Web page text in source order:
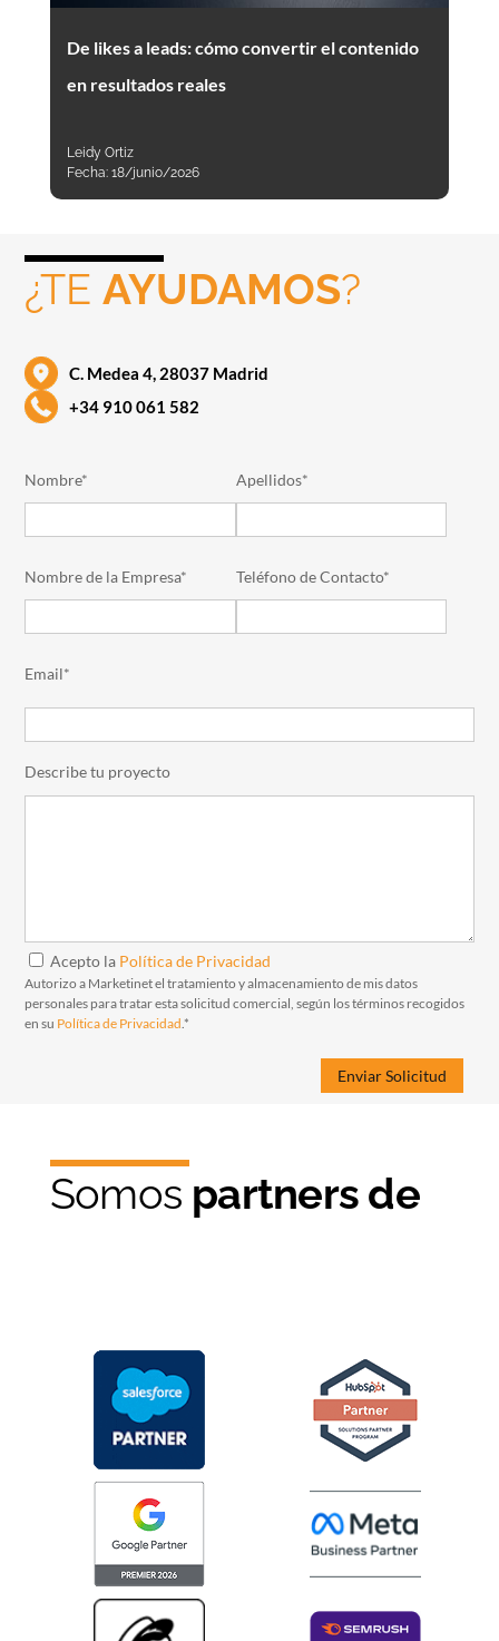
De likes a leads: cómo convertir el contenido
en resultados reales
Leidy Ortiz
Fecha: 18/junio/2026
¿TEAYUDAMOS?
C. Medea 4, 28037 Madrid
+34 910 061 582
Nombre* Apellidos*
Nombre de la Empresa* Teléfono de Contacto*
Email*
Describe tu proyecto
Acepto la Política de Privacidad
Autorizo a Marketinet el tratamiento y almacenamiento de mis datos
personales para tratar esta solicitud comercial, según los términos recogidos
en su Política de Privacidad.*
Somos partners de